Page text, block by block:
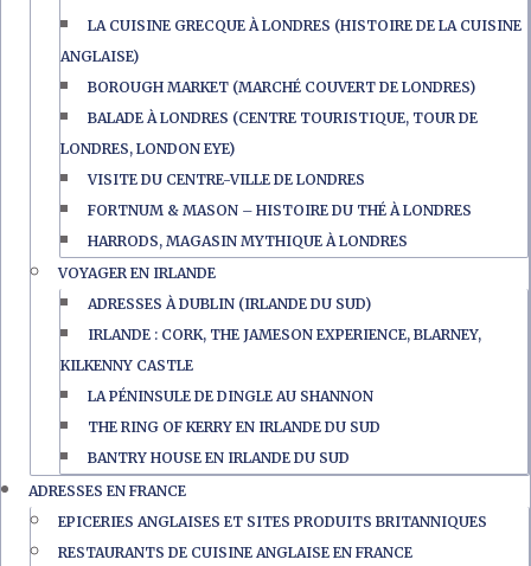
LA CUISINE GRECQUE À LONDRES (HISTOIRE DE LA CUISINE
ANGLAISE)
BOROUGH MARKET (MARCHÉ COUVERT DE LONDRES)
BALADE À LONDRES (CENTRE TOURISTIQUE, TOUR DE
LONDRES, LONDON EYE)
VISITE DU CENTRE-VILLE DE LONDRES
FORTNUM & MASON – HISTOIRE DU THÉ À LONDRES
HARRODS, MAGASIN MYTHIQUE À LONDRES
VOYAGER EN IRLANDE
ADRESSES À DUBLIN (IRLANDE DU SUD)
IRLANDE : CORK, THE JAMESON EXPERIENCE, BLARNEY,
KILKENNY CASTLE
LA PÉNINSULE DE DINGLE AU SHANNON
THE RING OF KERRY EN IRLANDE DU SUD
BANTRY HOUSE EN IRLANDE DU SUD
ADRESSES EN FRANCE
EPICERIES ANGLAISES ET SITES PRODUITS BRITANNIQUES
RESTAURANTS DE CUISINE ANGLAISE EN FRANCE